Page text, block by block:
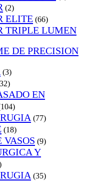
(2)
ELITE (66)
TRIPLE LUMEN
DE PRECISION
(3)
EN
(77)
(18)
VASOS (9)
Y
(35)